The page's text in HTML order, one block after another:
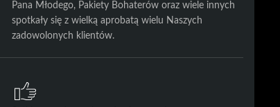
Pana Młodego, Pakiety Bohaterów oraz wiele innych
spotkały się z wielką aprobatą wielu Naszych
zadowolonych klientów.